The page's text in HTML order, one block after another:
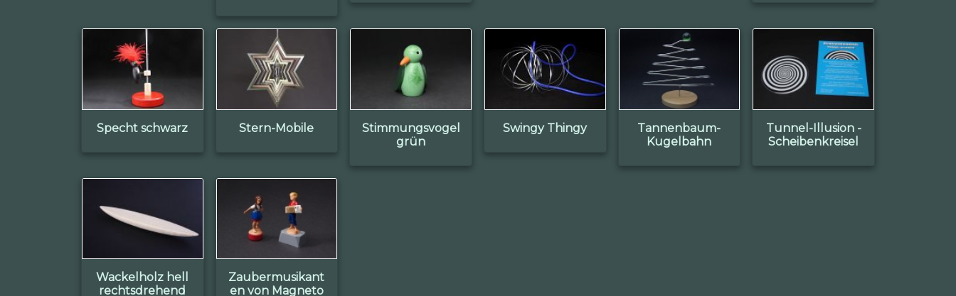
Specht schwarz Stern-Mobile
Stimmungsvogel
grün
Swingy Thingy
Tannenbaum-
Kugelbahn
Tunnel-Illusion -
Scheibenkreisel
Wackelholz hell
rechtsdrehend
Zaubermusikant
en von Magneto